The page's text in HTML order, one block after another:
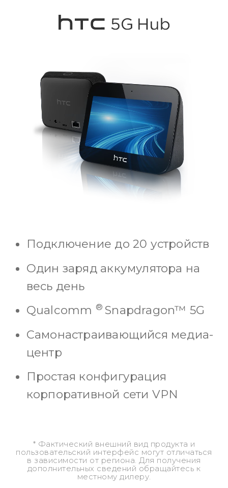
Подключение до 20 устройств
Один заряд аккумулятора на
весь день
Qualcomm ® Snapdragon™ 5G
Самонастраивающийся медиа-
центр
Простая конфигурация
корпоративной сети VPN
* Фактический внешний вид продукта и
пользовательский интерфейс могут отличаться
в зависимости от региона. Для получения
дополнительных сведений обращайтесь к
местному дилеру.